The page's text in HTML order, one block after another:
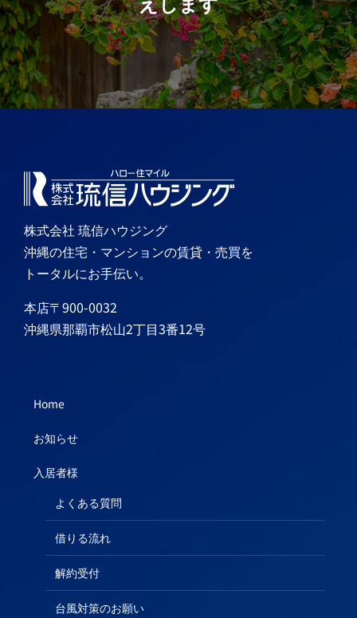
えします
株式会社 琉信ハウジング
沖縄の住宅・マンションの賃貸・売買を
トータルにお手伝い。
本店〒900-0032
沖縄県那覇市松山2丁目3番12号
Home
お知らせ
入居者様
よくある質問
借りる流れ
解約受付
台風対策のお願い